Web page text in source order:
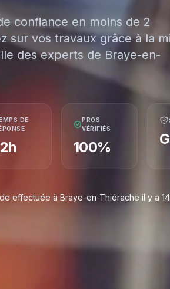
confiance en moins de 2
sur vos travaux grâce à la
des experts de Braye-en-
DE
PROS
VÉRIFIÉS
100%
effectuée à Braye-en-Thiérache il y a 14